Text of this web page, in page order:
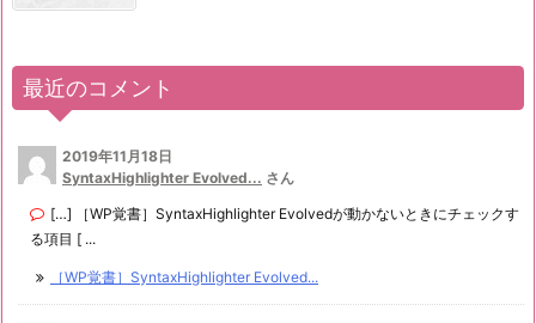
最近のコメント
2019年11月18日
SyntaxHighlighter Evolved... さん
[…] ［WP覚書］SyntaxHighlighter Evolvedが動かないときにチェックす
る項目 [ ...
［WP覚書］SyntaxHighlighter Evolved...